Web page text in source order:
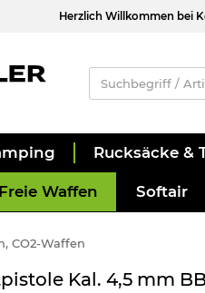
Herzlich Willkommen bei
Rucksäcke &
Freie Waffen Softair
CO2-Waffen
Kal. 4,5 mm